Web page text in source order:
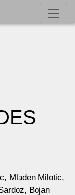
Mladen Milotic,
Bojan